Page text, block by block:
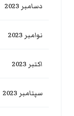
دسامبر 2023
نوامبر 2023
اکتبر 2023
سپتامبر 2023